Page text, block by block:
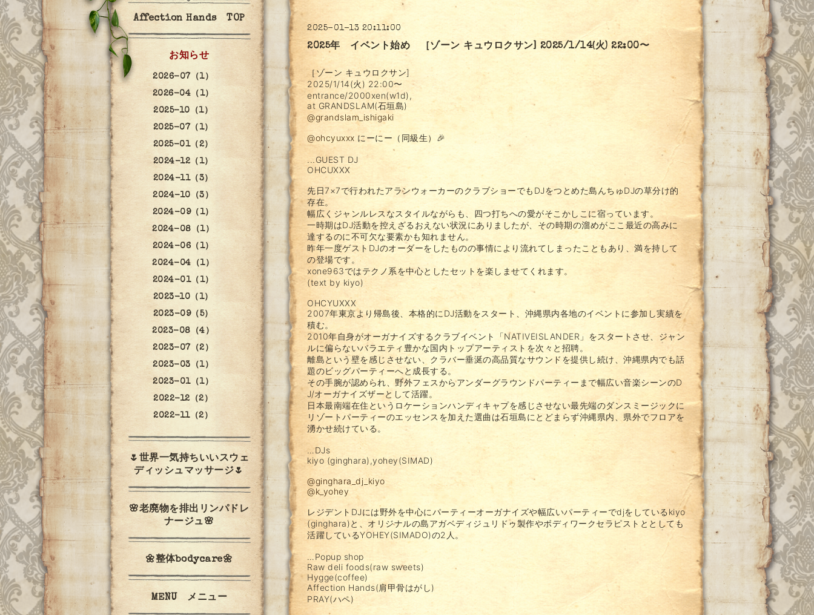
2025-01-13 20:11:00
2025年 イベント始め ［ゾーン キュウロクサン] 2025/1/14(火) 22:00〜
［ゾーン キュウロクサン]
2025/1/14(火) 22:00〜
entrance/2000xen(w1d),
at GRANDSLAM(石垣島)
@grandslam_ishigaki
@ohcyuxxx にーにー（同級生）🎉
...GUEST DJ
OHCUXXX
先日7×7で行われたアランウォーカーのクラブショーでもDJをつとめた島んちゅDJの草分け的
存在。
幅広くジャンルレスなスタイルながらも、四つ打ちへの愛がそこかしこに宿っています。
一時期はDJ活動を控えざるおえない状況にありましたが、その時期の溜めがここ最近の高みに
達するのに不可欠な要素かも知れません。
昨年一度ゲストDJのオーダーをしたものの事情により流れてしまったこともあり、満を持して
の登場です。
xone963ではテクノ系を中心としたセットを楽しませてくれます。
(text by kiyo)
OHCYUXXX
2007年東京より帰島後、本格的にDJ活動をスタート、沖縄県内各地のイベントに参加し実績を
積む。
2010年自身がオーガナイズするクラブイベント「NATIVEISLANDER」をスタートさせ、ジャン
ルに偏らないバラエティ豊かな国内トップアーティストを次々と招聘。
離島という壁を感じさせない、クラバー垂涎の高品質なサウンドを提供し続け、沖縄県内でも話
題のビッグパーティーへと成長する。
その手腕が認められ、野外フェスからアンダーグラウンドパーティーまで幅広い音楽シーンのD
J/オーガナイズザーとして活躍。
日本最南端在住というロケーションハンディキャプを感じさせない最先端のダンスミージックに
リゾートパーティーのエッセンスを加えた選曲は石垣島にとどまらず沖縄県内、県外でフロアを
湧かせ続けている。
…DJs
kiyo (ginghara),yohey(SIMAD)
@ginghara_dj_kiyo
@k_yohey
レジデントDJには野外を中心にパーティーオーガナイズや幅広いパーティーでdjをしているkiyo
(ginghara)と、オリジナルの島アガベディジュリドゥ製作やボディワークセラピストととしても
活躍しているYOHEY(SIMADO)の2人。
…Popup shop
Raw deli foods(raw sweets)
Hygge(coffee)
Affection Hands(肩甲骨はがし)
PRAY(ハペ)
Affection Hands TOP
お知らせ
2026-07（1）
2026-04（1）
2025-10（1）
2025-07（1）
2025-01（2）
2024-12（1）
2024-11（3）
2024-10（3）
2024-09（1）
2024-08（1）
2024-06（1）
2024-04（1）
2024-01（1）
2023-10（1）
2023-09（5）
2023-08（4）
2023-07（2）
2023-03（1）
2023-01（1）
2022-12（2）
2022-11（2）
🌷世界一気持ちいいスウェ
ディッシュマッサージ🌷
🌸老廃物を排出リンパドレ
ナージュ🌸
🌼整体bodycare🌼
MENU メニュー